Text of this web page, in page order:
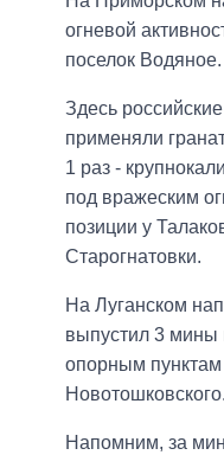
огневой
поселок Водяное.
Здесь
применяли
1 раз -
под вражеским
позиции у
Старогнатовки.
На Луганском
выпустил 3 мины
опорным
Новотошковского.
Напомним, за